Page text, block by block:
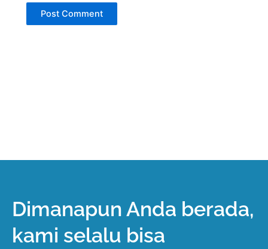
Dimanapun Anda berada,
kami selalu bisa